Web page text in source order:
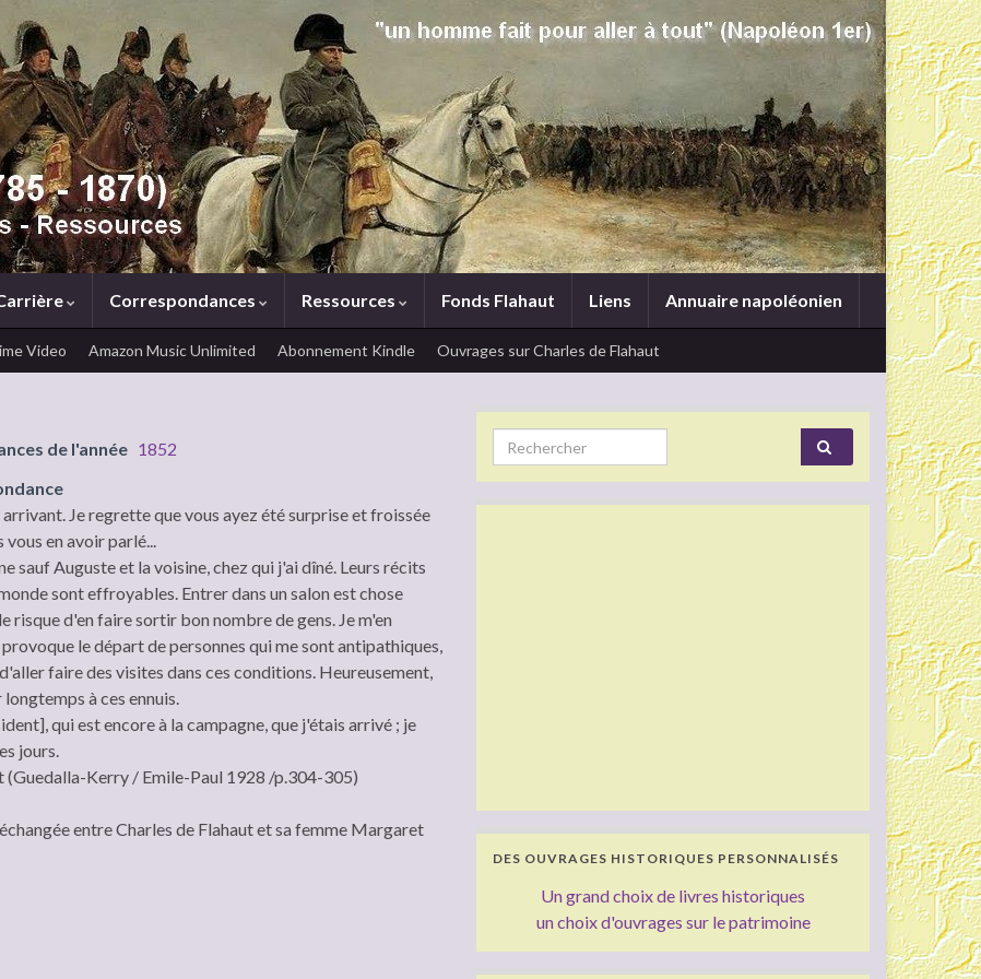
Correspondances Ressources Fonds Flahaut Liens Annuaire napoléonien
Video Amazon Music Unlimited Abonnement Kindle Ouvrages sur Charles de Flahaut
de l'année 1852
Je regrette que vous ayez été surprise et froissée
vous en avoir parlé...
sauf Auguste et la voisine, chez qui j'ai dîné. Leurs récits
sont effroyables. Entrer dans un salon est chose
risque d'en faire sortir bon nombre de gens. Je m'en
le départ de personnes qui me sont antipathiques,
faire des visites dans ces conditions. Heureusement,
à ces ennuis.
qui est encore à la campagne, que j'étais arrivé ; je
jours.
(Guedalla-Kerry / Emile-Paul 1928 /p.304-305)
entre Charles de Flahaut et sa femme Margaret
Search for:
DES OUVRAGES HISTORIQUES PERSONNALISÉS
Un grand choix de livres historiques
un choix d'ouvrages sur le patrimoine